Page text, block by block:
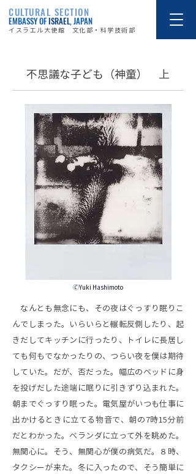
CULTURAL SECTION
EMBASSY OFISRAEL, JAPAN
イスラエル大使館 文化部・科学技術部
不思議な子ども（神童） 上
🄫Yuki Hashimoto
なんとも無念にも、その夜はぐっすり眠りこ
んでしまった。いらいらと輾転反側したり、起
きだしてキッチンに行ったり、トイレに長居し
ても何もでなかったりの、つらい夜を僕は期待
していた。だが、否だった。幅広のベッドに身
を投げだした途端に眠りに引きずり込まれた。
朝までぐっすり眠った。電気屋がいつも仕事に
出かけるときに立てる物音で、朝の7時15分前
だとわかった。ベランダに立って外を眺めた。
無関心に。そう、無関心が僕の病気だ。８時、
タクシーが来た。冬に入ったので、そう簡単に